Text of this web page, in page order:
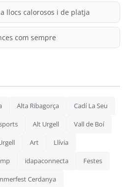
llocs calorosos i de platja
com sempre
Alta Ribagorça Cadí La Seu
Alt Urgell Vall de Boí
Art Llívia
idapaconnecta Festes
Cerdanya